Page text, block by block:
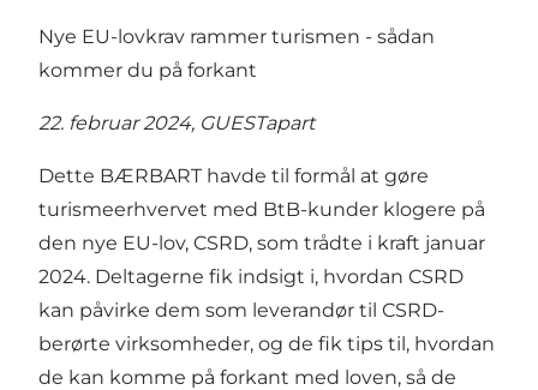
Nye EU-lovkrav rammer turismen - sådan
kommer du på forkant
22. februar 2024, GUESTapart
Dette BÆRBART havde til formål at gøre
turismeerhvervet med BtB-kunder klogere på
den nye EU-lov, CSRD, som trådte i kraft januar
2024. Deltagerne fik indsigt i, hvordan CSRD
kan påvirke dem som leverandør til CSRD-
berørte virksomheder, og de fik tips til, hvordan
de kan komme på forkant med loven, så de